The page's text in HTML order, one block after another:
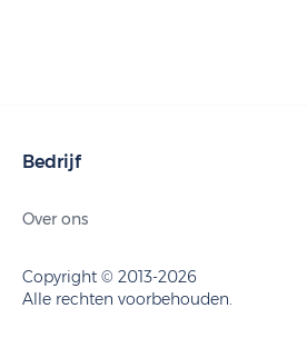
Bedrijf
Over ons
Copyright © 2013-2026
Alle rechten voorbehouden.